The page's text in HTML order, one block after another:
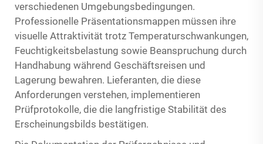
verschiedenen Umgebungsbedingungen.
Professionelle Präsentationsmappen müssen ihre
visuelle Attraktivität trotz Temperaturschwankungen,
Feuchtigkeitsbelastung sowie Beanspruchung durch
Handhabung während Geschäftsreisen und
Lagerung bewahren. Lieferanten, die diese
Anforderungen verstehen, implementieren
Prüfprotokolle, die die langfristige Stabilität des
Erscheinungsbilds bestätigen.